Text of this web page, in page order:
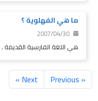
ما هي الفهلوية ؟
2007/04/30
هي اللغة الفارسية القديمة .
« Previous
Next »